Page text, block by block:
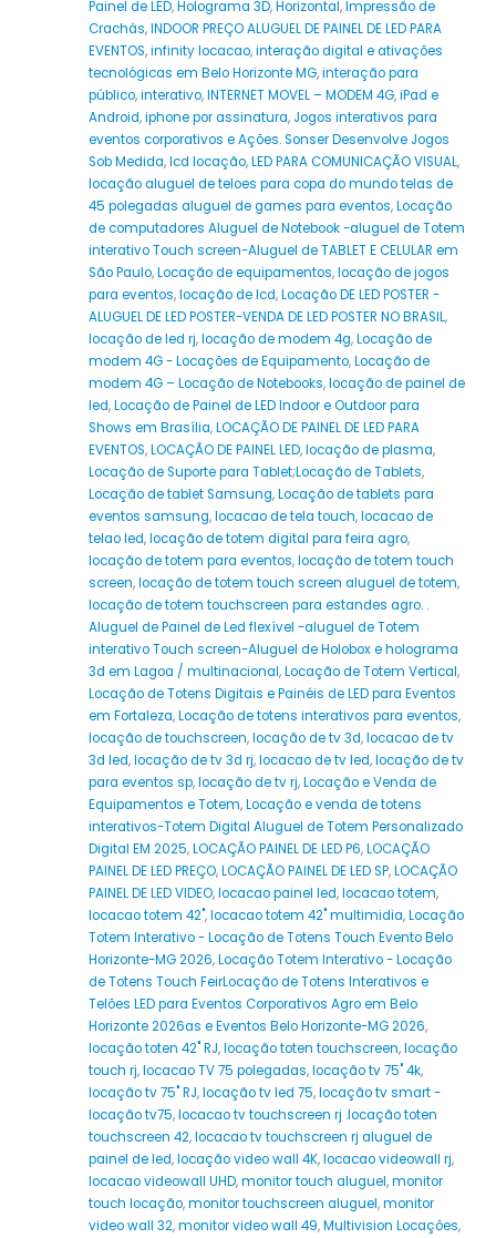
Painel de LED,Holograma 3D,Horizontal,Impressão de
Crachás,INDOOR PREÇO ALUGUEL DE PAINEL DE LED PARA
EVENTOS,infinity locacao,interação digital e ativações
tecnológicas em Belo Horizonte MG,interação para
público,interativo,INTERNET MOVEL – MODEM 4G,iPad e
Android,iphone por assinatura, Jogos interativos para
eventos corporativos e Ações. Sonser Desenvolve Jogos
Sob Medida,lcd locação,LED PARA COMUNICAÇÃO VISUAL,
locação aluguel de teloes para copa do mundo telas de
45 polegadas aluguel de games para eventos,Locação
de computadores Aluguel de Notebook -aluguel de Totem
interativo Touch screen-Aluguel de TABLET E CELULAR em
São Paulo,Locação de equipamentos,locação de jogos
para eventos,locação de lcd,Locação DE LED POSTER -
ALUGUEL DE LED POSTER-VENDA DE LED POSTER NO BRASIL,
locação de led rj,locação de modem 4g,Locação de
modem 4G - Locações de Equipamento,Locação de
modem 4G – Locação de Notebooks,locação de painel de
led,Locação de Painel de LED Indoor e Outdoor para
Shows em Brasília,LOCAÇÃO DE PAINEL DE LED PARA
EVENTOS,LOCAÇÃO DE PAINEL LED,locação de plasma,
Locação de Suporte para Tablet;Locação de Tablets,
Locação de tablet Samsung,Locação de tablets para
eventos samsung,locacao de tela touch,locacao de
telao led,locação de totem digital para feira agro,
locação de totem para eventos,locação de totem touch
screen,locação de totem touch screen aluguel de totem,
locação de totem touchscreen para estandes agro. .
Aluguel de Painel de Led flexível -aluguel de Totem
interativo Touch screen-Aluguel de Holobox e holograma
3d em Lagoa / multinacional,Locação de Totem Vertical,
Locação de Totens Digitais e Painéis de LED para Eventos
em Fortaleza,Locação de totens interativos para eventos,
locação de touchscreen,locação de tv 3d,locacao de tv
3d led,locação de tv 3d rj,locacao de tv led,locação de tv
para eventos sp,locação de tv rj,Locação e Venda de
Equipamentos e Totem,Locação e venda de totens
interativos-Totem Digital Aluguel de Totem Personalizado
Digital EM 2025,LOCAÇÃO PAINEL DE LED P6,LOCAÇÃO
PAINEL DE LED PREÇO,LOCAÇÃO PAINEL DE LED SP,LOCAÇÃO
PAINEL DE LED VIDEO,locacao painel led,locacao totem,
locacao totem 42",locacao totem 42" multimidia,Locação
Totem Interativo - Locação de Totens Touch Evento Belo
Horizonte-MG 2026,Locação Totem Interativo - Locação
de Totens Touch FeirLocação de Totens Interativos e
Telões LED para Eventos Corporativos Agro em Belo
Horizonte 2026as e Eventos Belo Horizonte-MG 2026,
locação toten 42" RJ,locação toten touchscreen,locação
touch rj,locacao TV 75 polegadas,locação tv 75" 4k,
locação tv 75" RJ,locação tv led 75,locação tv smart -
locação tv75,locacao tv touchscreen rj .locação toten
touchscreen 42,locacao tv touchscreen rj aluguel de
painel de led,locação video wall 4K,locacao videowall rj,
locacao videowall UHD,monitor touch aluguel,monitor
touch locação,monitor touchscreen aluguel,monitor
video wall 32,monitor video wall 49,Multivision Locações,